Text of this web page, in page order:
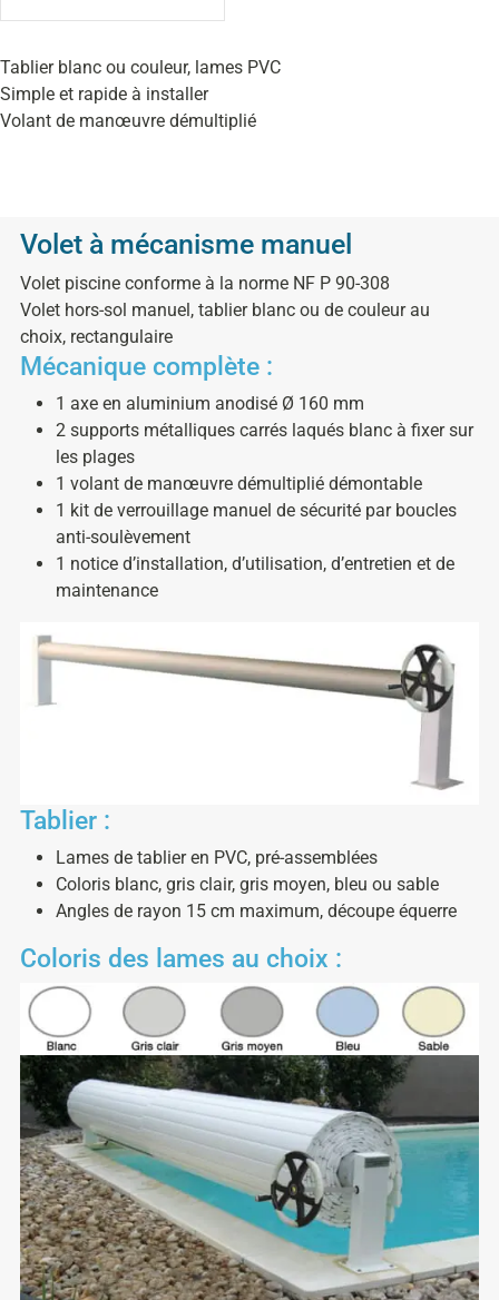
Tablier blanc ou couleur, lames PVC
Simple et rapide à installer
Volant de manœuvre démultiplié
Volet à mécanisme manuel
Volet piscine conforme à la norme NF P 90-308
Volet hors-sol manuel, tablier blanc ou de couleur au
choix, rectangulaire
Mécanique complète :
1 axe en aluminium anodisé Ø 160 mm
2 supports métalliques carrés laqués blanc à fixer sur
les plages
1 volant de manœuvre démultiplié démontable
1 kit de verrouillage manuel de sécurité par boucles
anti-soulèvement
1 notice d’installation, d’utilisation, d’entretien et de
maintenance
Tablier :
Lames de tablier en PVC, pré-assemblées
Coloris blanc, gris clair, gris moyen, bleu ou sable
Angles de rayon 15 cm maximum, découpe équerre
Coloris des lames au choix :